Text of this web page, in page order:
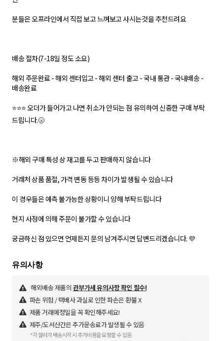
분들은 오프라인에서 직접 보고 느껴보고 사시는것을 추천드려요
배송 절차(7-18일 정도 소요)
해외 주문완료 - 해외 센터입고 - 해외 센터 출고 - 국내 통관 - 국내배송 -
배송완료
⭐⭐⭐ 오더가 들어가고 나면 취소가 안되는 점 유의하여 신중한 구매 부탁
드립니다.🌝
※해외 구매 특성 상 재고를 두고 판매하지 않습니다
거래처 상품 품절, 가격 변동 등등 차이가 발생될 수 있습니다
이 경우들은 예측 불가능한 상황이니 양해 부탁드립니다
현지 사정에 의해 주문이 불가할 수 있습니다
궁금하신 점 있으면 언제든지 문의 남겨주시면 답변드리겠습니다. 💜
유의사항
해외배송 제품의 관부가세 유의사항 확인 필수!
파손 위험 / 택배사 과실로 인한 파손은 환불 X
제품 거래예정일을 꼭 확인해주세요!
제주/도서산간은 추가운송료가 발생될 수 있음
*각 셀러가 배송시작 시 추가비용을 요청할 수 있음